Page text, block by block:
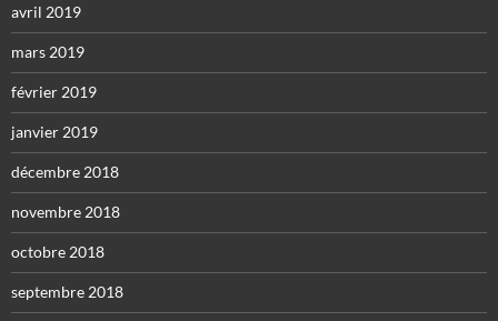
avril 2019
mars 2019
février 2019
janvier 2019
décembre 2018
novembre 2018
octobre 2018
septembre 2018